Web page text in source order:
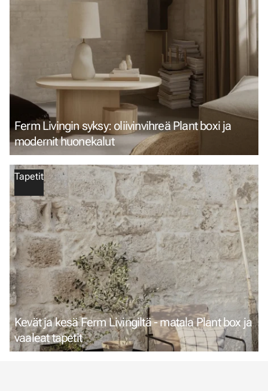
Ferm Livingin syksy: oliivinvihreä Plant boxi ja
modernit huonekalut
Tapetit
Kevät ja kesä Ferm Livingiltä - matala Plant box ja
vaaleat tapetit